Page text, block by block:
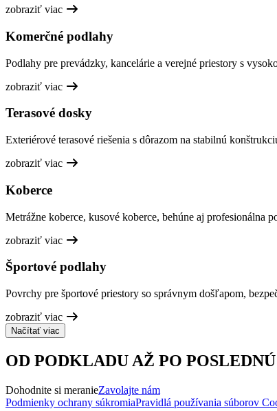
zobraziť viac
Komerčné podlahy
Podlahy pre prevádzky, kancelárie a verejné priestory s
zobraziť viac
Terasové dosky
Exteriérové terasové riešenia s dôrazom na stabilnú
zobraziť viac
Koberce
Metrážne koberce, kusové koberce, behúne aj profesionálna
zobraziť viac
Športové podlahy
Povrchy pre športové priestory so správnym došľapom,
zobraziť viac
Načítať viac
OD PODKLADU AŽ PO
Dohodnite si meranieZavolajte nám
Podmienky ochrany súkromiaPravidlá používania súborov